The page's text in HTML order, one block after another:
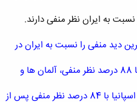
بیشترین دید منفی را نسبت به ایران در
کشورهای جهان دارند. فرانسوی ها با 88 درصد نظر منفی، آلمان ها و